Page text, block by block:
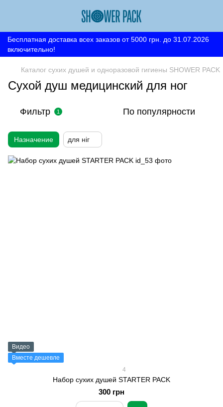
Бесплатная доставка всех заказов от 5000 грн. до 31.07.2026
включительно!
Каталог сухих душей и одноразовой гигиены SHOWER PACK
Сухой душ медицинский для ног
Фильтр 1 По популярности
Назначение для ніг
Видео
Вместе дешевле
4
Набор сухих душей STARTER PACK
300 грн